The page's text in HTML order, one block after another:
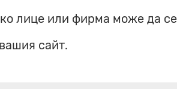
лице или фирма може да се
сайт.